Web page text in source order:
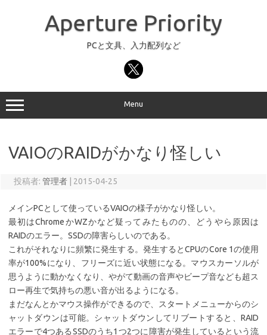
Aperture Priority
PCと文具、入力配列など
Menu
VAIOのRAIDがかなり怪しい
投稿者: 管理者 2015-04-25
メインPCとして使っているVAIOの様子がかなり怪しい。
最初はChromeかWZかなど疑ってみたものの、どうやら原因は
RAIDのエラー。SSDの障害らしいのである。
これがそれなりに頻繁に発生する。発生するとCPUのCore 1の使用
率が100%になり、フリーズに近い状態になる。マウスカーソルが
思うように動かなくなり、やがて動画の音声やビープ音なども超ス
ロー再生で気持ちの悪い音が出るようになる。
まだなんとかマウス操作ができるので、スタートメニューからのシ
ャットダウンは可能。シャットダウンしてリブートすると、RAID
エラーで4つあるSSDのうち1つ2つに障害が発生しているという流